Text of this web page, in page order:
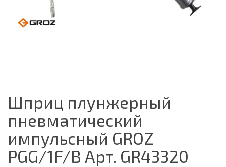
Шприц плунжерный
пневматический
импульсный GROZ
PGG/1F/B Арт. GR43320